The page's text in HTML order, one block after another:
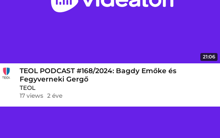
21:06
TEOL PODCAST #168/2024: Bagdy Emőke és
Fegyverneki Gergő
TEOL
17 views 2 éve